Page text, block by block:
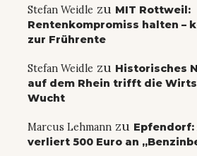
Stefan Weidle zu MIT Rottweil:
Rentenkompromiss halten –
zur Frührente
Stefan Weidle zu Historisches
auf dem Rhein trifft die
Wucht
Marcus Lehmann zu
verliert 500 Euro an